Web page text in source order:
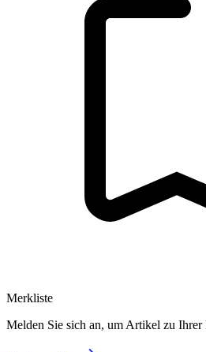
Merkliste
Melden Sie sich an, um Artikel zu